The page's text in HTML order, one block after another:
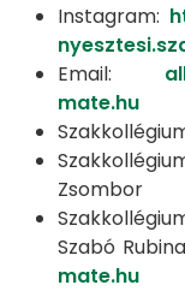
Instagram:
Email:
mate.hu
Zsombor
Szabó
mate.hu